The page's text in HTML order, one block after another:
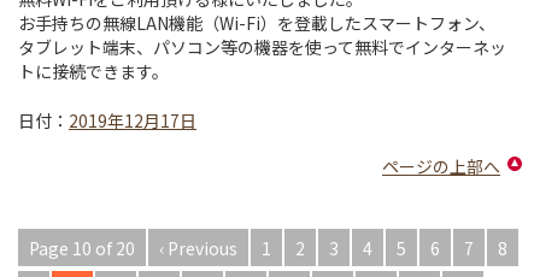
お手持ちの無線LAN機能（Wi-Fi）を登載したスマートフォン、
タブレット端末、パソコン等の機器を使って無料でインターネッ
トに接続できます。
日付： 2019年12月17日
ページの上部へ
Page 10 of 20 ‹ Previous 1 2 3 4 5 6 7
8